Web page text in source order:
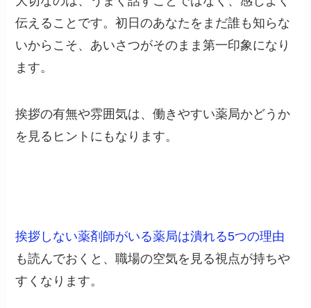
伝えることです。初日のあなたをまだ誰も知らな
いからこそ、あいさつがそのまま第一印象になり
ます。
挨拶の有無や雰囲気は、働きやすい薬局かどうか
を見るヒントにもなります。
挨拶しない薬剤師がいる薬局は潰れる5つの理由
も読んでおくと、職場の空気を見る視点が持ちや
すくなります。